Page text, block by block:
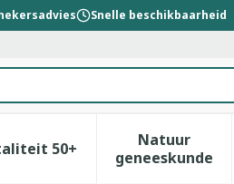
Snelle beschikbaarheid
categorie
en vitamines categorie
voor Zwangerschap en
50+
Toon submenu voor
Natuur
geneeskunde
Toon